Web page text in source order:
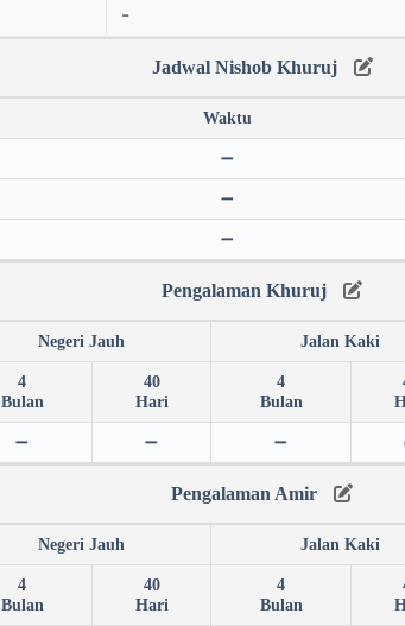
-
Jadwal Nishob Khuruj
Waktu
➖
➖
➖
Pengalaman Khuruj
Negeri Jauh Jalan Kaki
4
Bulan
40
Hari
4
Bulan
➖ ➖ ➖
Pengalaman Amir
Negeri Jauh Jalan Kaki
4
Bulan
40
Hari
4
Bulan